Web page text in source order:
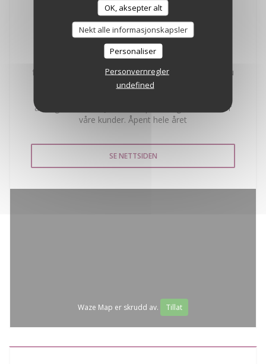
OK, aksepter alt
Nekt alle informasjonskapsler
Personaliser
Personvernregler
undefined
ned i det turkise vannet i Middelhavet og nyte vår
fine sandstrand, i bevarte omgivelser. Restauranten
La Bouillabaisse Plage har en ideell beliggenhet ved
sjøen, ved inngangen til Saint-Tropez, og tilbyr mat
laget av ferske, sesongbaserte råvarer, med
fremheving av sjømat. Rundt strandbaren vår kan du
dele cocktailer og tapas mens du beundrer vår
arrangert av vår DJ, .... Privat parkering reservert for
våre kunder. Åpent hele året
SE NETTSIDEN
Waze Map er skrudd av. Tillat